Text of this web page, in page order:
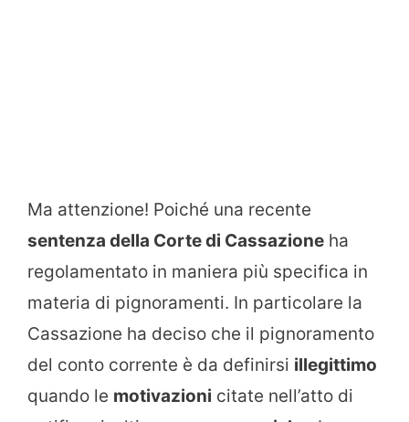
Ma attenzione! Poiché una recente
sentenza della Corte di Cassazione ha
regolamentato in maniera più specifica in
materia di pignoramenti. In particolare la
Cassazione ha deciso che il pignoramento
del conto corrente è da definirsi illegittimo
quando le motivazioni citate nell’atto di